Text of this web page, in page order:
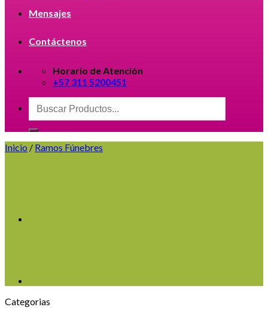
Mensajes
Contáctenos
Horario de Atención
+57 311 5200451
Buscar
por:
Inicio / Ramos Fúnebres
Categorias